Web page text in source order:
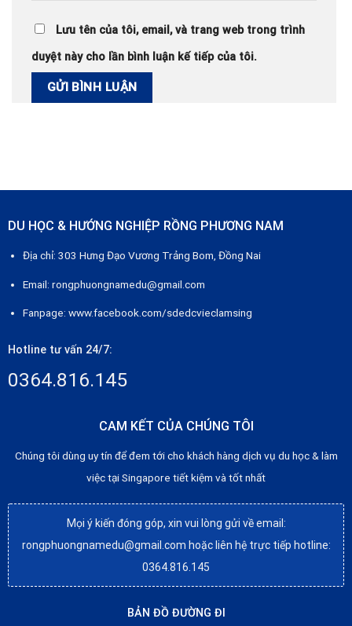
Lưu tên của tôi, email, và trang web trong trình
duyệt này cho lần bình luận kế tiếp của tôi.
DU HỌC & HƯỚNG NGHIỆP RỒNG PHƯƠNG NAM
Địa chỉ: 303 Hưng Đạo Vương Trảng Bom, Đồng Nai
Email: rongphuongnamedu@gmail.com
Fanpage: www.facebook.com/sdedcvieclamsing
Hotline tư vấn 24/7:
0364.816.145
CAM KẾT CỦA CHÚNG TÔI
Chúng tôi dùng uy tín để đem tới cho khách hàng dịch vụ du học & làm
việc tại Singapore tiết kiệm và tốt nhất
Mọi ý kiến đóng góp, xin vui lòng gửi về email:
rongphuongnamedu@gmail.com hoặc liên hệ trực tiếp hotline:
0364.816.145
BẢN ĐỒ ĐƯỜNG ĐI